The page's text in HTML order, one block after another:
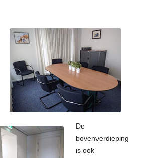
De
bovenverdieping
is ook